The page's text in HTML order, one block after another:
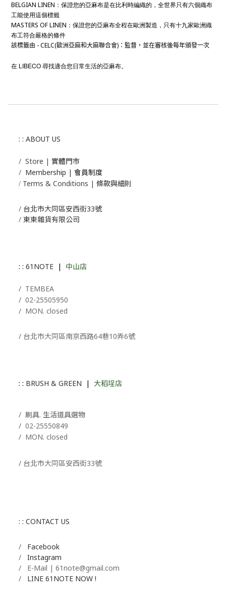
BELGIAN LINEN ：保證您的亞麻布是在比利時編織的，全世界只有六個織布
工能使用這個標籤
MASTERS OF LINEN ：保證您的亞麻布全程在歐洲製造，只有十九家歐洲織
布工符合嚴格的條件
該標籤由 - CELC(歐洲亞麻和大麻聯合會) ：監督，並在審核後每年頒發一次
在 LIBECO 尋找適合您日常生活的亞麻布。
: : ABOUT US
/ Store | 實體門市
/ Membership | 會員制度
/ Terms & Conditions | 條款與細則
/ 台北市大同區安西街33號
/ 東東雜貨有限公司
: : 61NOTE | 中山店
/ TEMBEA
/ 02-25505950
/ MON. closed
/ 台北市大同區南京西路64巷10弄6號
: : BRUSH & GREEN | 大稻埕店
/ 刷具. 生活道具選物
/ 02-25550849
/ MON. closed
/ 台北市大同區安西街33號
: : CONTACT US
/ Facebook
/ Instagram
/ E-Mail | 61note@gmail.com
/ LINE 61NOTE NOW !